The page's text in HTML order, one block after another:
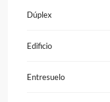
Dúplex
Edificio
Entresuelo